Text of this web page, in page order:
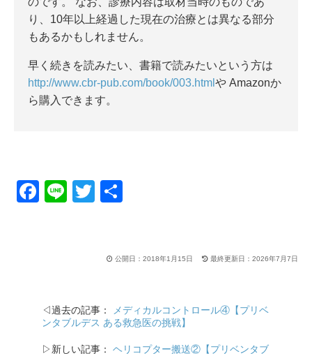
り、10年以上経過した現在の治療とは異なる部分
もあるかもしれません。
早く続きを読みたい、書籍で読みたいという方は
http://www.cbr-pub.com/book/003.html や Amazonか
ら購入できます。
F
o
o
k
Li
T
er 公開日：2018年1月15日 最終更新日：2026年7月7日
◁過去の記事：
メディカルコントロール④【プリベ
ンタブルデス ある救急医の挑戦】
▷新しい記事： ヘリコプター搬送②【プリベンタブ